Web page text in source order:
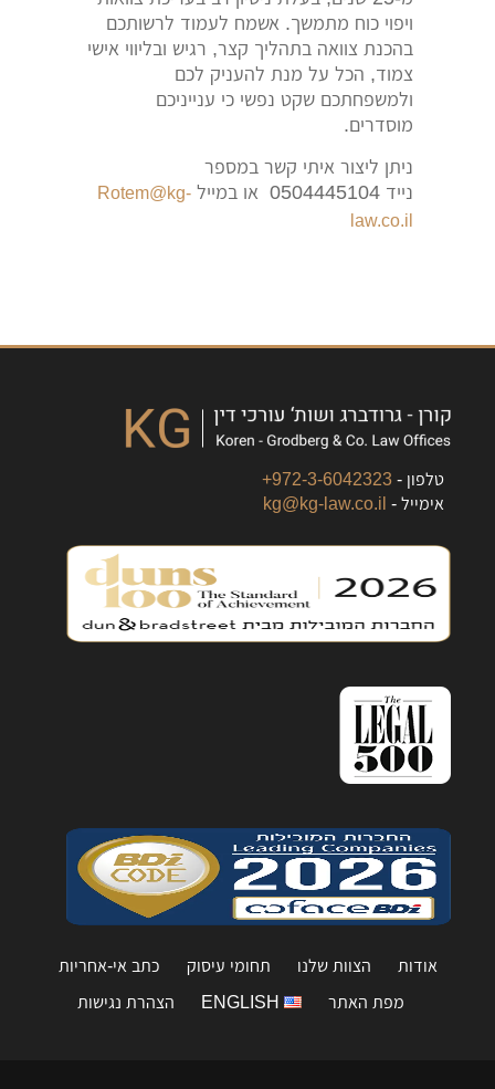
ויפוי כוח מתמשך. אשמח לעמוד לרשותכם
בהכנת צוואה בתהליך קצר, רגיש ובליווי אישי
צמוד, הכל על מנת להעניק לכם
ולמשפחתכם שקט נפשי כי ענייניכם
מוסדרים.
ניתן ליצור איתי קשר במספר
נייד 0504445104 או במייל
Rotem@kg-
law.co.il
טלפון -972-3-6042323+
אימייל - kg@kg-law.co.il
אודות הצוות שלנו תחומי עיסוק
כתב אי-אחריות
מפת האתר
ENGLISH הצהרת נגישות